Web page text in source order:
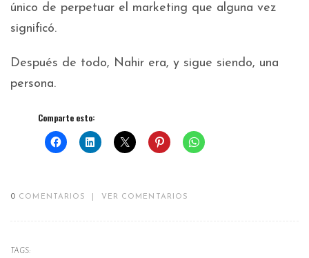
único de perpetuar el marketing que alguna vez
significó.
Después de todo, Nahir era, y sigue siendo, una
persona.
Comparte esto:
0 COMENTARIOS VER COMENTARIOS
TAGS: